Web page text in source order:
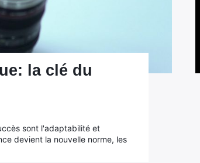
la clé du
sont l'adaptabilité et
devient la nouvelle norme, les